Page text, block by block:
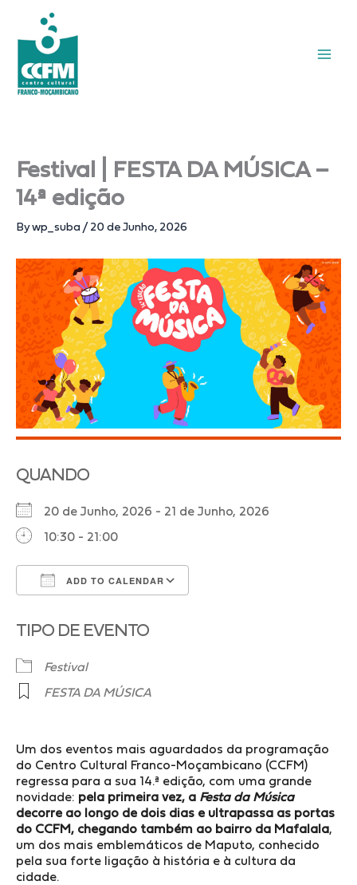
content
Festival | FESTA DA MÚSICA –
14ª edição
Bywp_suba /20 de Junho, 2026
QUANDO
20 de Junho, 2026 - 21 de Junho, 2026
10:30 - 21:00
ADD TO CALENDAR
TIPO DE EVENTO
Festival
FESTA DA MÚSICA
Um dos eventos mais aguardados da programação
do Centro Cultural Franco-Moçambicano (CCFM)
regressa para a sua 14.ª edição, com uma grande
novidade: pela primeira vez, a Festa da Música
decorre ao longo de dois dias e ultrapassa as portas
do CCFM, chegando também ao bairro da Mafalala,
um dos mais emblemáticos de Maputo, conhecido
pela sua forte ligação à história e à cultura da
cidade.